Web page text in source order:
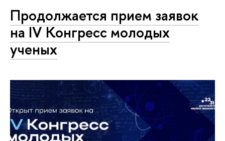
Продолжается прием заявок
на IV Конгресс молодых
ученых